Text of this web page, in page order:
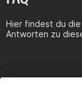
Hier findest du
Antworten zu